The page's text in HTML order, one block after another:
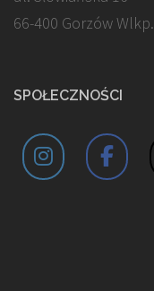
66-400 Gorzów Wlkp.
SPOŁECZNOŚCI